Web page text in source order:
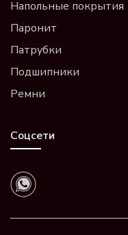
Напольные покрытия
Паронит
Патрубки
Подшипники
Ремни
Соцсети